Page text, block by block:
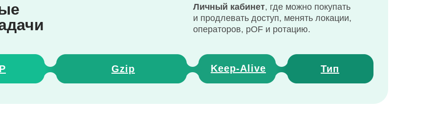
Личный кабинет, где можно покупать
и продлевать доступ, менять локации,
операторов, pOF и ротацию.
Gzip Keep-Alive Тип